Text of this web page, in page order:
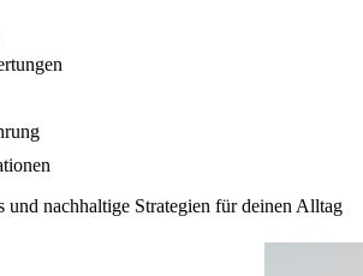
und nachhaltige Strategien für deinen Alltag